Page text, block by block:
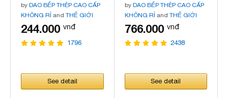
by DAO BẾP THÉP CAO CẤP
KHÔNG RỈ and THẾ GIỚI
DAO BẾP
244.000 vnđ
1796
See detail
by DAO BẾP THÉP CAO CẤP
KHÔNG RỈ and THẾ GIỚI
DAO BẾP
766.000 vnđ
2438
See detail